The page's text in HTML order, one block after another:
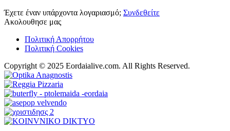
Έχετε έναν υπάρχοντα λογαριασμό; Συνδεθείτε
Ακολουθησε μας
Πολιτική Απορρήτου
Πολιτική Cookies
Copyright © 2025 Eordaialive.com. All Rights Reserved.